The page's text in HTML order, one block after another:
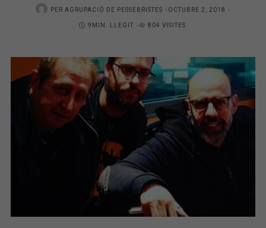
PER AGRUPACIÓ DE PESSEBRISTES
P
O
E
O
N
OCTUBRE 2, 2018
9MIN. LLEGIT
804 VISITES